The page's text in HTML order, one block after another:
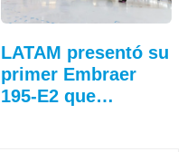
LATAM presentó su
primer Embraer
195-E2 que